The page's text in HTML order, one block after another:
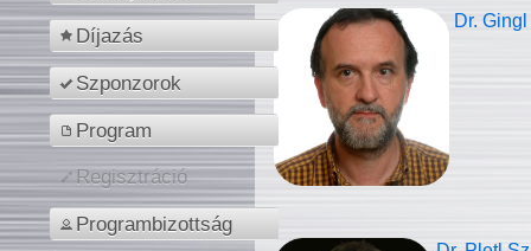
Díjazás
Szponzorok
Program
Regisztráció
Programbizottság
Dr.